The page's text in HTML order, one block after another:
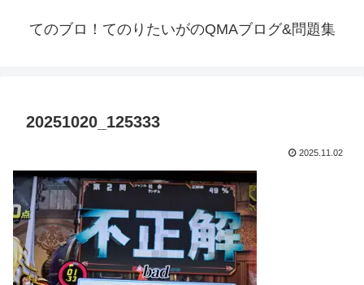
てのブロ！てのりたいがのQMAブログ&問題集
20251020_125333
2025.11.02